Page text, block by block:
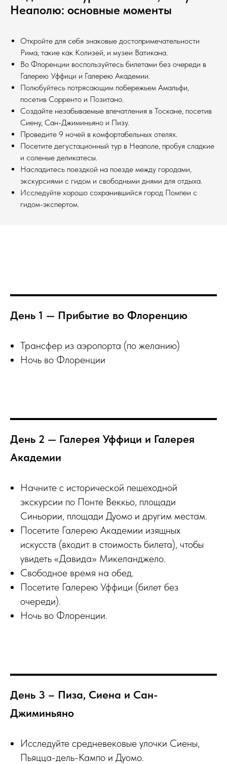
Неаполю: основные моменты
Откройте для себя знаковые достопримечательности
Рима, такие как Колизей, и музеи Ватикана.
Во Флоренции воспользуйтесь билетами без очереди в
Галерею Уффици и Галерею Академии.
Полюбуйтесь потрясающим побережьем Амальфи,
посетив Сорренто и Позитано.
Создайте незабываемые впечатления в Тоскане, посетив
Сиену, Сан-Джиминьяно и Пизу.
Проведите 9 ночей в комфортабельных отелях.
Посетите дегустационный тур в Неаполе, пробуя сладкие
и соленые деликатесы.
Насладитесь поездкой на поезде между городами,
экскурсиями с гидом и свободными днями для отдыха.
Исследуйте хорошо сохранившийся город Помпеи с
гидом-экспертом.
День 1 — Прибытие во Флоренцию
Трансфер из аэропорта (по желанию)
Ночь во Флоренции
День 2 — Галерея Уффици и Галерея
Академии
Начните с исторической пешеходной
экскурсии по Понте Веккьо, площади
Синьории, площади Дуомо и другим местам.
Посетите Галерею Академии изящных
искусств (входит в стоимость билета), чтобы
увидеть «Давида» Микеланджело.
Свободное время на обед.
Посетите Галерею Уффици (билет без
очереди).
Ночь во Флоренции.
День 3 – Пиза, Сиена и Сан-
Джиминьяно
Исследуйте средневековые улочки Сиены,
Пьяцца-дель-Кампо и Дуомо.